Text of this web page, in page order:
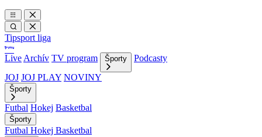
Tipsport liga
Live Archív TV program Športy
Podcasty
JOJ JOJ PLAY NOVINY
Športy
Futbal Hokej Basketbal
Športy
Futbal Hokej Basketbal